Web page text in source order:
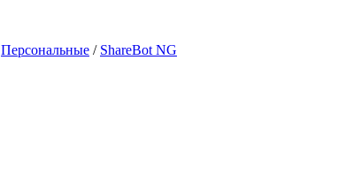
Персональные / ShareBot NG